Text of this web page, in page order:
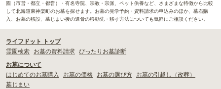
園（市営・都立・都営）・有名寺院、宗教・宗派、ペット供養など、さまざまな特徴から比較
して北海道東神楽町のお墓を探せます。お墓の見学予約・資料請求の申込みのほか、墓石購
入、お墓の移設、墓じまい後の遺骨の移動先・移す方法についても気軽にご相談ください。
ライフドット トップ
霊園検索
お墓の資料請求 ぴったりお墓診断
お墓について
はじめてのお墓購入
お墓の価格 お墓の選び方
お墓の引越し（改葬）
墓じまい